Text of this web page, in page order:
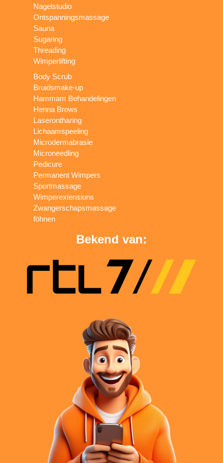
Nagelstudio
Ontspanningsmassage
Sauna
Sugaring
Threading
Wimperlifting
Body Scrub
Bruidsmake-up
Hammam Behandelingen
Henna Brows
Laserontharing
Lichaamspeeling
Microdermabrasie
Microneedling
Pedicure
Permanent Wimpers
Sportmassage
Wimperextensions
Zwangerschapsmassage
föhnen
Bekend van: